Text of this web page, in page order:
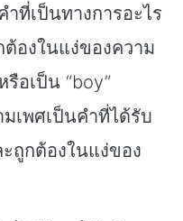
ำที่เป็นทางการอะไร
องในแง่ของความ
รือเป็น “boy”
เพศเป็นคำที่ได้รับ
ถูกต้องในแง่ของ